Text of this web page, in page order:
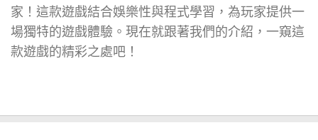
家！這款遊戲結合娛樂性與程式學習，為玩家提供一
場獨特的遊戲體驗。現在就跟著我們的介紹，一窺這
款遊戲的精彩之處吧！